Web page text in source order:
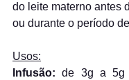
do leite materno antes
ou durante o período
Usos:
Infusão: de 3g a 5g